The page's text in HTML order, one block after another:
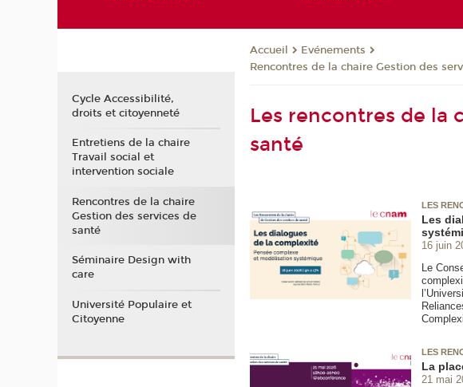
Accueil
Evénements
Rencontres de la chaire Gestion des
Les rencontres de la
santé
LES
Les
16 juin
Le
LES
La
21 mai
Cycle Accessibilité,
droits et citoyenneté
Entretiens de la chaire
Travail social et
intervention sociale
Rencontres de la chaire
Gestion des services de
santé
Séminaire Design with
care
Université Populaire et
Citoyenne